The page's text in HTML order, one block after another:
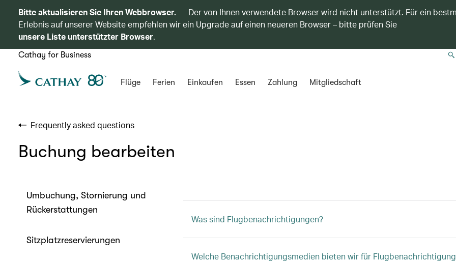
Bitte aktualisieren Sie Ihren Webbrowser.
Der von Ihnen verwendete Browser wird nicht unterstützt. Für ein
Erlebnis auf unserer Website empfehlen wir ein Upgrade auf einen neueren Browser – bitte prüfen Sie
unsere Liste unterstützter Browser.
Cathay for Business
Flüge Ferien Einkaufen Essen Zahlung Mitgliedschaft
Frequently asked questions
Buchung bearbeiten
Umbuchung, Stornierung und
Rückerstattungen
Sitzplatzreservierungen
Was sind Flugbenachrichtigungen?
Welche Benachrichtigungsmedien bieten wir für